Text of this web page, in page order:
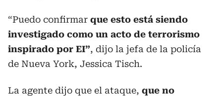
“Puedo confirmar que esto está siendo
investigado como un acto de terrorismo
inspirado por EI”, dijo la jefa de la policía
de Nueva York, Jessica Tisch.
La agente dijo que el ataque, que no